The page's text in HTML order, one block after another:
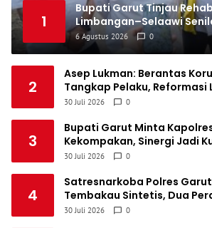
1
Bupati Garut Tinjau
Limbangan–Selaawi
Perkuat Akses ke
6 Agustus 2026 0
2
Asep Lukman: Berantas
Tangkap Pelaku, Reformasi
Dilakukan
30 Juli 2026 0
3
Bupati Garut Minta
Kekompakan, Sinergi Jadi
untuk Masyarakat
30 Juli 2026 0
4
Satresnarkoba Polres
Tembakau Sintetis, Dua
Satu Pengendali Diburu
30 Juli 2026 0